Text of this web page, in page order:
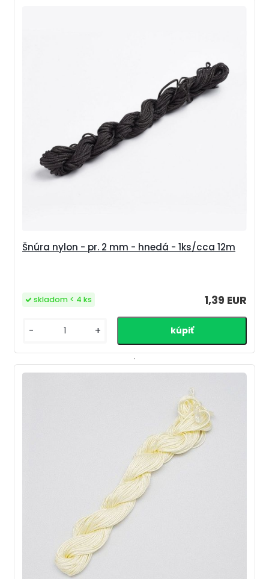
Šnúra nylon - pr. 2 mm - hnedá - 1ks/cca 12m
1,39 EUR
skladom < 4 ks
- +